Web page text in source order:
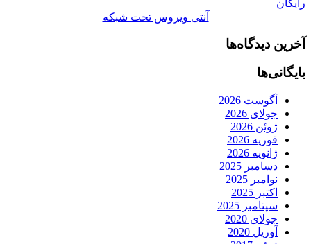
رایگان
آنتی ویروس تحت شبکه
آخرین دیدگاه‌ها
بایگانی‌ها
آگوست 2026
جولای 2026
ژوئن 2026
فوریه 2026
ژانویه 2026
دسامبر 2025
نوامبر 2025
اکتبر 2025
سپتامبر 2025
جولای 2020
آوریل 2020